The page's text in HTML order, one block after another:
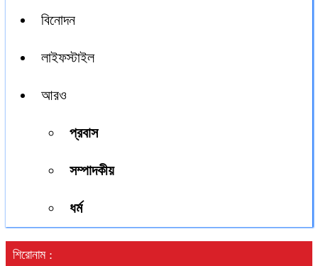
বিনোদন
লাইফস্টাইল
আরও
প্রবাস
সম্পাদকীয়
ধর্ম
শিরোনাম :